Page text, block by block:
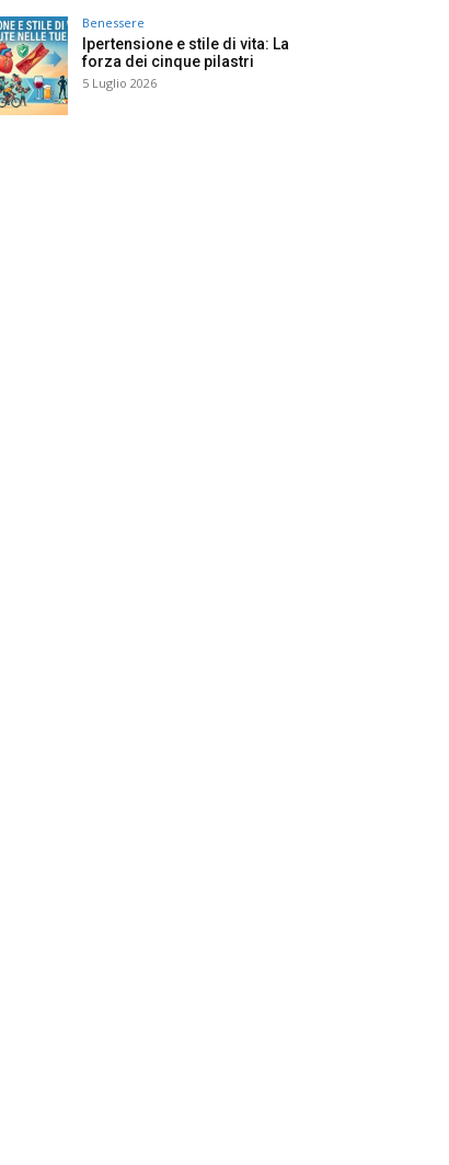
Benessere
Ipertensione e stile di vita: La
forza dei cinque pilastri
5 Luglio 2026